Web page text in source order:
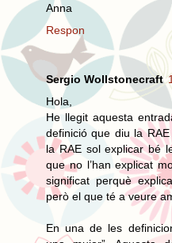
Anna
Respon
Sergio Wollstonecraft
Hola,
He llegit aquesta
definició que diu la
la RAE sol explicar bé
que no l’han explicat
significat perquè
però el que té a veure
En una de les